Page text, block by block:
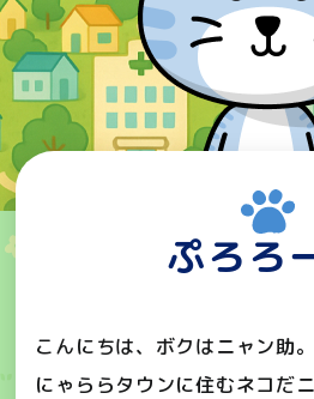
ぷろろ
こんにちは、ボクはニャン助。
にゃららタウンに住むネコだニ